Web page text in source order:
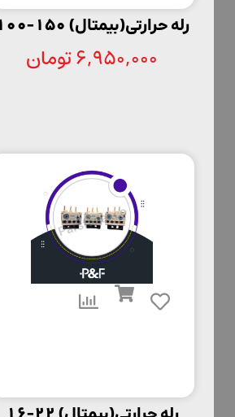
رله حرارتی(بیمتال) 150-100
6,950,000تومان